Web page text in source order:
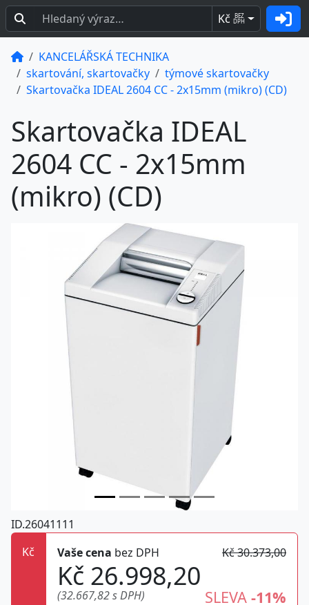
Kč BEZ
DPH
KANCELÁŘSKÁ TECHNIKA
skartování, skartovačky
týmové skartovačky
Skartovačka IDEAL 2604 CC - 2x15mm (mikro) (CD)
Skartovačka IDEAL
2604 CC - 2x15mm
(mikro) (CD)
ID.26041111
Kč
Vaše cena bez DPH Kč 30.373,00
Kč 26.998,20
(32.667,82 s DPH) SLEVA -11%